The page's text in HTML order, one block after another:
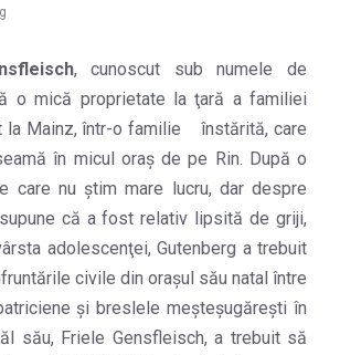
, cunoscut sub numele de
o mică proprietate la ţară a familiei
la Mainz, într-o familie înstărită, care
în micul oraş de pe Rin. După o
care nu ştim mare lucru, dar despre
că a fost relativ lipsită de griji,
adolescenţei, Gutenberg a trebuit
civile din oraşul său natal între
şi breslele meşteşugăreşti în
său, Friele Gensfleisch, a trebuit să